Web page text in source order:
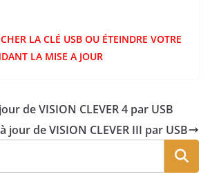
LA CLÉ USB OU ÉTEINDRE VOTRE
LA MISE A JOUR
de VISION CLEVER 4 par USB
jour de VISION CLEVER III par USB